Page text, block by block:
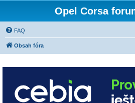
Opel Corsa
FAQ
Obsah fóra